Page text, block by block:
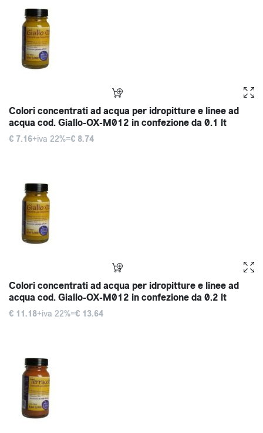
Colori concentrati ad acqua per idropitture e linee ad
acqua cod. Giallo-OX-M012 in confezione da 0.1 lt
€ 7.16+iva 22%=€ 8.74
Colori concentrati ad acqua per idropitture e linee ad
acqua cod. Giallo-OX-M012 in confezione da 0.2 lt
€ 11.18+iva 22%=€ 13.64